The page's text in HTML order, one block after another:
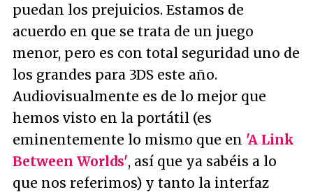
puedan los prejuicios. Estamos de
acuerdo en que se trata de un juego
menor, pero es con total seguridad uno de
los grandes para 3DS este año.
Audiovisualmente es de lo mejor que
hemos visto en la portátil (es
eminentemente lo mismo que en 'A Link
Between Worlds', así que ya sabéis a lo
que nos referimos) y tanto la interfaz